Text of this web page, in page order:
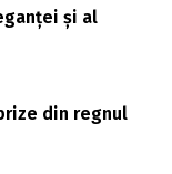
și al
din regnul